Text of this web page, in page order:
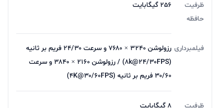
ظرفیت
حافظه
256 گیگابایت
فیلمبرداری
رزولوشن ۳۲۴۰ × ۷۶۸۰ و سرعت ۲۴/۳۰ فریم بر ثانیه
(۸k@۲۴/۳۰FPS) / رزولوشن ۲۱۶۰ × ۳۸۴۰ و سرعت
۳۰/۶۰ فریم بر ثانیه (۴K@۳۰/۶۰FPS)
ظرفیت 8 گیگابایت